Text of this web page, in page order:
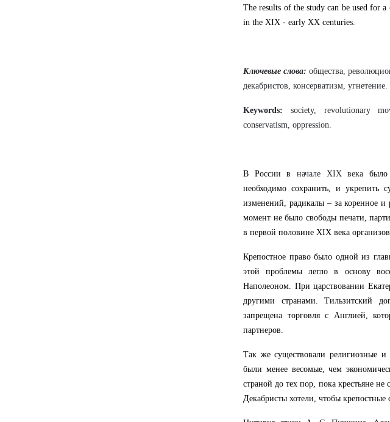
The results of the study can be used for
in the XIX - early XX centuries.
Ключевые слова: общества,
декабристов, консерватизм, угнетение.
Keywords: society, revolutionary
conservatism, oppression.
В России вначале XIX века было
необходимо сохранить, и укрепить
изменений, радикалы – за коренное и
момент не было свободы печати,
в первой половине XIX века
Крепостное право было одной из
этой проблемы легло в основу
Наполеоном. При царствовании
другими странами. Тильзитский
запрещена торговля с Англией,
партнеров.
Так же существовали религиозные
были менее весомые, чем
страной до тех пор, пока крестьяне
Декабристы хотели, чтобы крепостные